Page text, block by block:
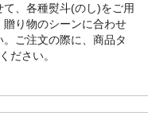
、各種熨斗(のし)をご用
り物のシーンに合わせ
ご注文の際に、商品タ
ださい。
はコースにより異なりま